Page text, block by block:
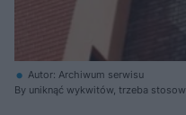
Autor: Archiwum serwisu
By uniknąć wykwitów, trzeba